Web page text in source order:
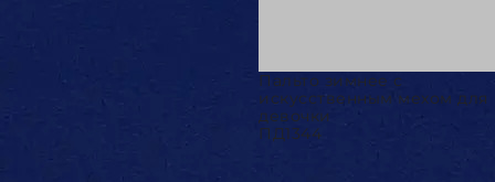
Пальто зимнее с
искусственным мехом для
девочки
ПД1344